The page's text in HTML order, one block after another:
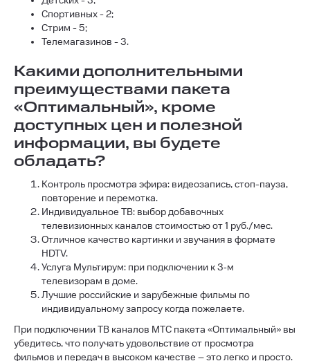
Спортивных - 2;
Стрим - 5;
Телемагазинов - 3.
Какими дополнительными
преимуществами пакета
«Оптимальный», кроме
доступных цен и полезной
информации, вы будете
обладать?
Контроль просмотра эфира: видеозапись, стоп-пауза,
повторение и перемотка.
Индивидуальное ТВ: выбор добавочных
телевизионных каналов стоимостью от 1 руб./мес.
Отличное качество картинки и звучания в формате
HDTV.
Услуга Мультирум: при подключении к 3‐м
телевизорам в доме.
Лучшие российские и зарубежные фильмы по
индивидуальному запросу когда пожелаете.
При подключении ТВ каналов МТС пакета «Оптимальный» вы
убедитесь, что получать удовольствие от просмотра
фильмов и передач в высоком качестве – это легко и просто.